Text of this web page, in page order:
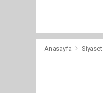
Anasayfa Siyaset